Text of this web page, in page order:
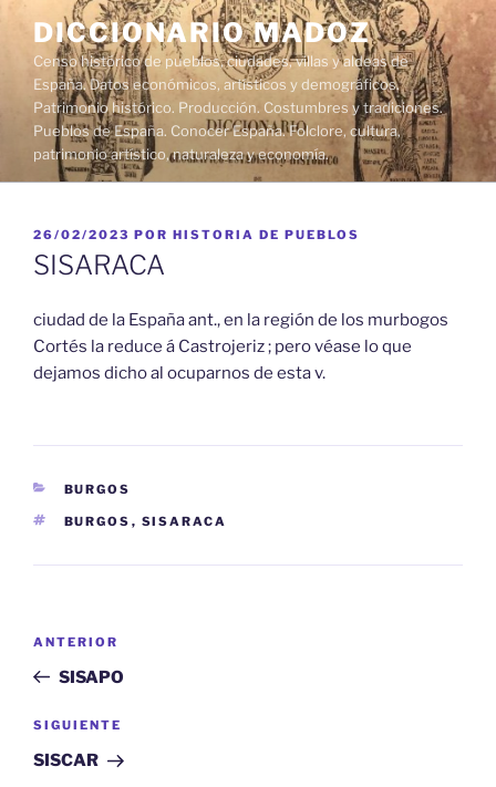
contenido
DICCIONARIO MADOZ
Censo histórico de pueblos, ciudades, villas y aldeas de
España. Datos económicos, artísticos y demográficos.
Patrimonio histórico. Producción. Costumbres y tradiciones.
Pueblos de España. Conocer España. Folclore, cultura,
patrimonio artístico, naturaleza y economía.
PUBLICADO
EL
26/02/2023 POR HISTORIA DE PUEBLOS
SISARACA
ciudad de la España ant., en la región de los murbogos
Cortés la reduce á Castrojeriz ; pero véase lo que
dejamos dicho al ocuparnos de esta v.
CATEGORÍAS
BURGOS
ETIQUETAS
BURGOS , SISARACA
entradas
Entrada
anterior:
ANTERIOR
SISAPO
Siguiente
entrada
SIGUIENTE
SISCAR